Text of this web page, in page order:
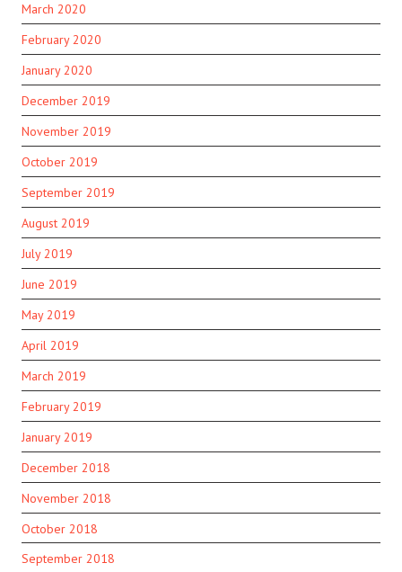
March 2020
February 2020
January 2020
December 2019
November 2019
October 2019
September 2019
August 2019
July 2019
June 2019
May 2019
April 2019
March 2019
February 2019
January 2019
December 2018
November 2018
October 2018
September 2018